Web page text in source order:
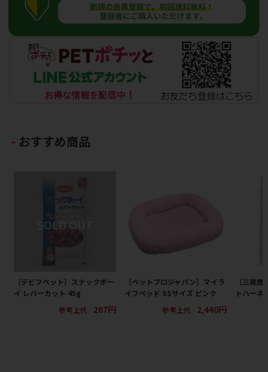
おすすめ商品
［デビフペット］スナックボー
イ レバーカット 45g
参考上代
267円
［ペットプロジャパン］マイラ
イフベッド SSサイズ ピンク
参考上代
2,440円
［三晃
トハーネ